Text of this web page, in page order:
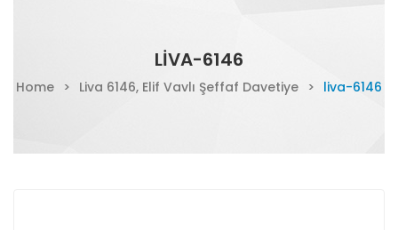
LIVA-6146
Home > Liva 6146, Elif Vavlı Şeffaf Davetiye > liva-6146